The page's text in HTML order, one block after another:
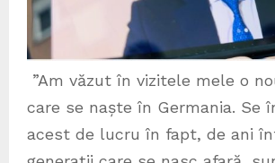
”Am văzut în vizitele mele o
care se naște în Germania. Se
acest de lucru în fapt, de ani